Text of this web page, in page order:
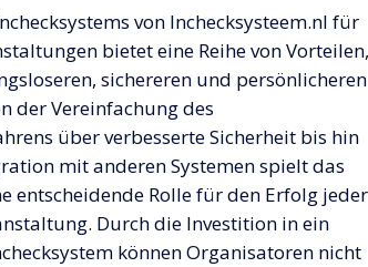
von Inchecksysteem.nl für
bietet eine Reihe von Vorteilen,
sichereren und persönlicheren
der Vereinfachung des
über verbesserte Sicherheit bis hin
mit anderen Systemen spielt das
entscheidende Rolle für den Erfolg jeder
Durch die Investition in ein
können Organisatoren nicht